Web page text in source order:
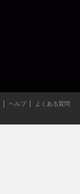
ヘルプ
よくある質問